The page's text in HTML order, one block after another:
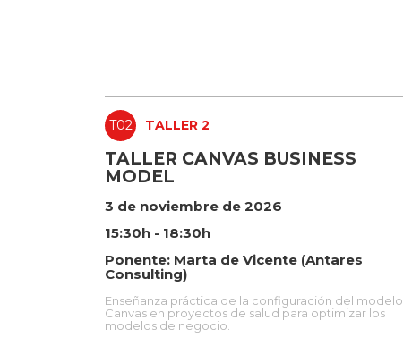
T02 TALLER 2
TALLER CANVAS BUSINESS
MODEL
3 de noviembre de 2026
15:30h - 18:30h
Ponente: Marta de Vicente (Antares
Consulting)
Enseñanza práctica de la configuración del modelo
Canvas en proyectos de salud para optimizar los
modelos de negocio.